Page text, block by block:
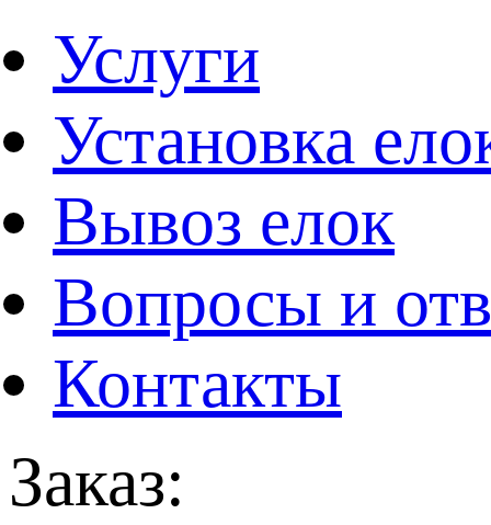
Услуги
Установка
Вывоз елок
Вопросы и
Контакты
Заказ: